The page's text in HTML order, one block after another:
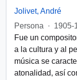
Jolivet, André
Persona
· 1905-
Fue un
a la cultura y al
música se
atonalidad, así